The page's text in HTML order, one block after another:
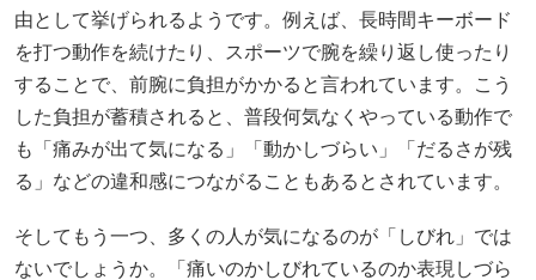
由として挙げられるようです。例えば、長時間キーボード
を打つ動作を続けたり、スポーツで腕を繰り返し使ったり
することで、前腕に負担がかかると言われています。こう
した負担が蓄積されると、普段何気なくやっている動作で
も「痛みが出て気になる」「動かしづらい」「だるさが残
る」などの違和感につながることもあるとされています。
そしてもう一つ、多くの人が気になるのが「しびれ」では
ないでしょうか。「痛いのかしびれているのか表現しづら